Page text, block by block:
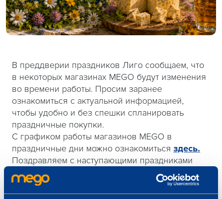
В преддверии праздников Лиго сообщаем, что
в некоторых магазинах MEGO будут изменения
во времени работы. Просим заранее
ознакомиться с актуальной информацией,
чтобы удобно и без спешки спланировать
праздничные покупки.
С графиком работы магазинов MEGO в
праздничные дни можно ознакомиться здесь.
Поздравляем с наступающими праздниками
Лиго! Желаем хорошей погоды, яркого летнего
настроения, вкусного праздничного стола,
весёлого и приятного отдыха на природе. Пусть